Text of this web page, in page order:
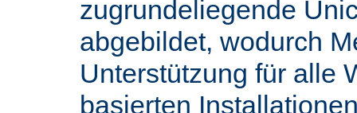
zugrundeliegende
abgebildet, wodurch
Unterstützung für alle
basierten